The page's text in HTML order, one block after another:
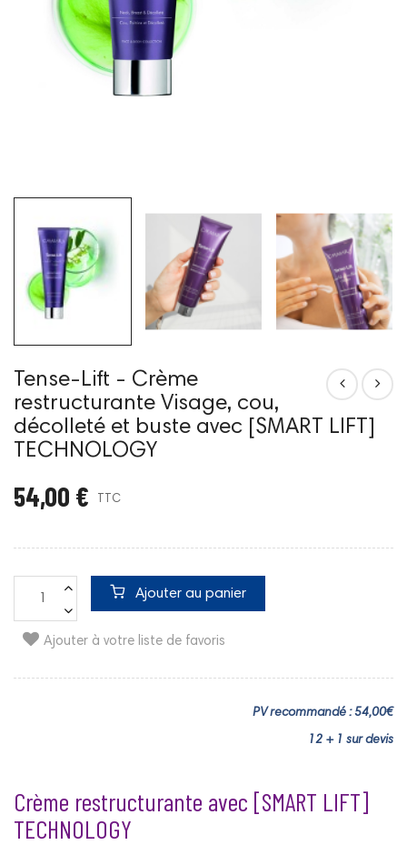
Tense-Lift - Crème
restructurante Visage, cou,
décolleté et buste avec [SMART LIFT]
TECHNOLOGY
54,00 € TTC
Ajouter au panier
Ajouter à votre liste de favoris
PV recommandé : 54,00€
12 + 1 sur devis
Crème restructurante avec [SMART LIFT]
TECHNOLOGY